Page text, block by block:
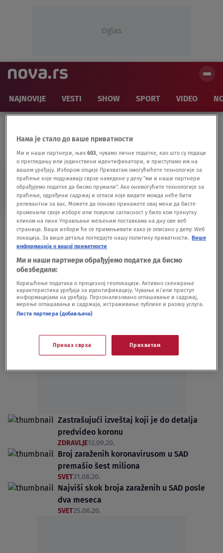
Oglas
NAJNOVIJE VESTI SHOW SPORT VIDEO
UNIVERZITET DŽON
HOPKINS
SAD zabeležile rekordnih devet miliona
slučajeva korone
SVET30.10.20.
U svetu više od 35 miliona zaraženih
SVET05.10.20.
Zastrašujući izveštaj koji je do detalja
predvideo koronu
ZDRAVLJE12.09.20.
Broj zaraženih koronavirusom u SAD
premašio šest miliona
SVET31.08.20.
Najviši skok broja zaraženih u SAD posle
dva meseca
SVET25.06.20.
Нама је стало до ваше приватности
Ми и наши партнери, њих603 , чувамо личне податке, као што су подаци
о прегледању или јединствени идентификатори, и приступамо им на
вашем уређају. Избором опције Прихватам омогућићете технологије за
праћење које подржавају сврхе наведене у делу "ми и наши партнери
обрађујемо податке да бисмо пружили". Ако онемогућите технологије за
праћење, одређени садржај и огласи које видите можда неће бити
релевантни за вас. Можете да поново прикажете овај мени да бисте
променили своје изборе или повукли сагласност у било ком тренутку
кликом на линк Управљање жељеним поставкама на дну ове веб
странице. Ваши избори ће се примењивати како је описано у делу: Wеб
локација. За више детаља погледајте нашу политику приватности. Више
информација о вашој приватности
Ми и наши партнери обрађујемо податке да бисмо
обезбедили:
Коришћење података о прецизној геолокацији. Активно скенирање
карактеристика уређаја за идентификацију. Чување и/или приступ
информацијама на уређају. Персонализовано оглашавање и садржај,
мерење оглашавања и садржаја, истраживање публике и развој услуга.
Листа партнера (добављача)
Приказ сврха Прихватам